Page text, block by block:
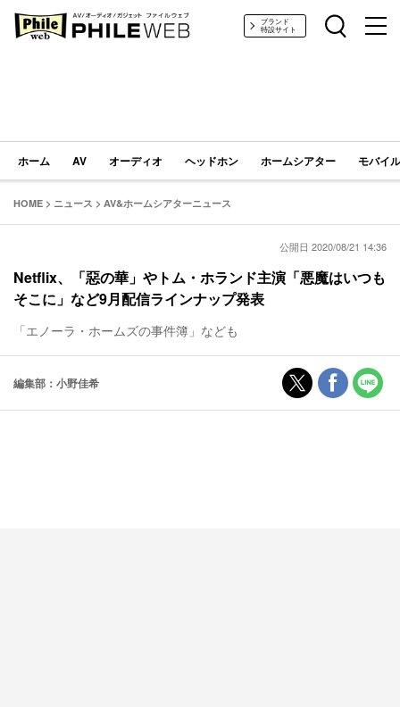
PHILE WEB｜AV/オーディオ/ガジェットブランド
特設サイト
ホーム AV オーディオ ヘッドホン ホームシアター モバイ
HOME > ニュース > AV&ホームシアターニュース
公開日 2020/08/21 14:36
Netflix、「惡の華」やトム・ホランド主演「悪魔はいつも
そこに」など9月配信ラインナップ発表
「エノーラ・ホームズの事件簿」なども
編集部：小野佳希